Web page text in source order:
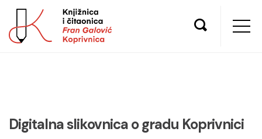
Digitalna slikovnica o gradu Koprivnici